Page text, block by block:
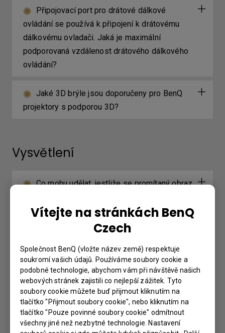
Vítejte na stránkách BenQ
Czech
Společnost BenQ (vložte název země) respektuje
soukromí vašich údajů. Používáme soubory cookie a
podobné technologie, abychom vám při návštěvě našich
webových stránek zajistili co nejlepší zážitek. Tyto
soubory cookie můžete buď přijmout kliknutím na
tlačítko "Přijmout soubory cookie", nebo kliknutím na
tlačítko "Pouze povinné soubory cookie" odmítnout
všechny jiné než nezbytné technologie. Nastavení
Připojovací port pro drátové dálkové
ovládání se používá k připojení k drátovému
dálkovému ovladači. Jaká je maximální
podporovaná vzdálenost drátového dálkového
ovládání?
Jaké 3D brýle jsou doporučeny pro BenQ
projektory s podporou 3D?
Vysvětlení
Co mohu udělat, jestliže se promítaný obraz
Windows zmenší?
Further Query
Připojovací port pro drátové dálkové
ovládání se používá k připojení k drátovému
dálkovému ovladači. Jaká je maximální
podporovaná vzdálenost drátového dálkového